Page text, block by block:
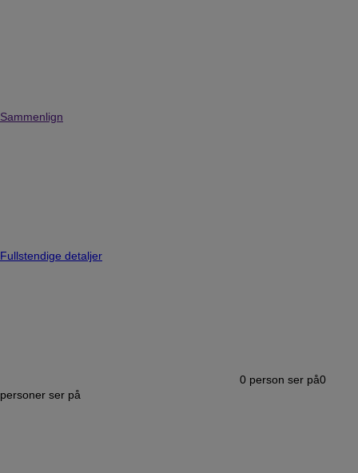
Sammenlign
Fullstendige detaljer
0 person ser på0
personer ser på